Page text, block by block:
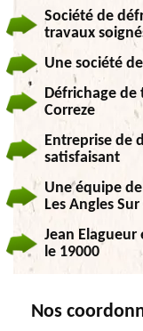
Société de
travaux
Une société
Défrichage de
Correze
Entreprise de
satisfaisant
Une équipe
Les Angles
Jean
le 19000
Nos